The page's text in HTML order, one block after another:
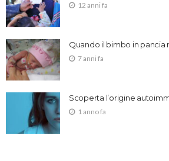
12 anni fa
Quando il bimbo in pancia
7 anni fa
Scoperta l’origine
1 anno fa